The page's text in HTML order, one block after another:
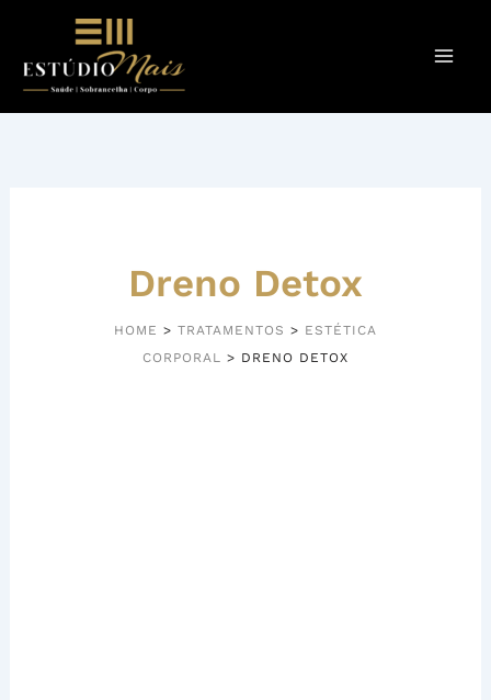
conteúdo
Dreno Detox
HOME > TRATAMENTOS > ESTÉTICA
CORPORAL
> DRENO DETOX